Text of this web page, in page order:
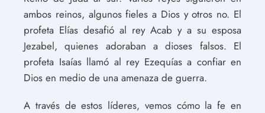
ambos reinos, algunos fieles a Dios y otros no. El
profeta Elías desafió al rey Acab y a su esposa
Jezabel, quienes adoraban a dioses falsos. El
profeta Isaías llamó al rey Ezequías a confiar en
Dios en medio de una amenaza de guerra.
A través de estos líderes, vemos cómo la fe en